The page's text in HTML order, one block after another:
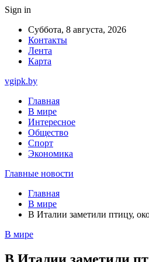
Sign in
Суббота, 8 августа, 2026
Контакты
Лента
Карта
vgipk.by
Главная
В мире
Интересное
Общество
Спорт
Экономика
Главные новости
Главная
В мире
В Италии заметили птицу,
В мире